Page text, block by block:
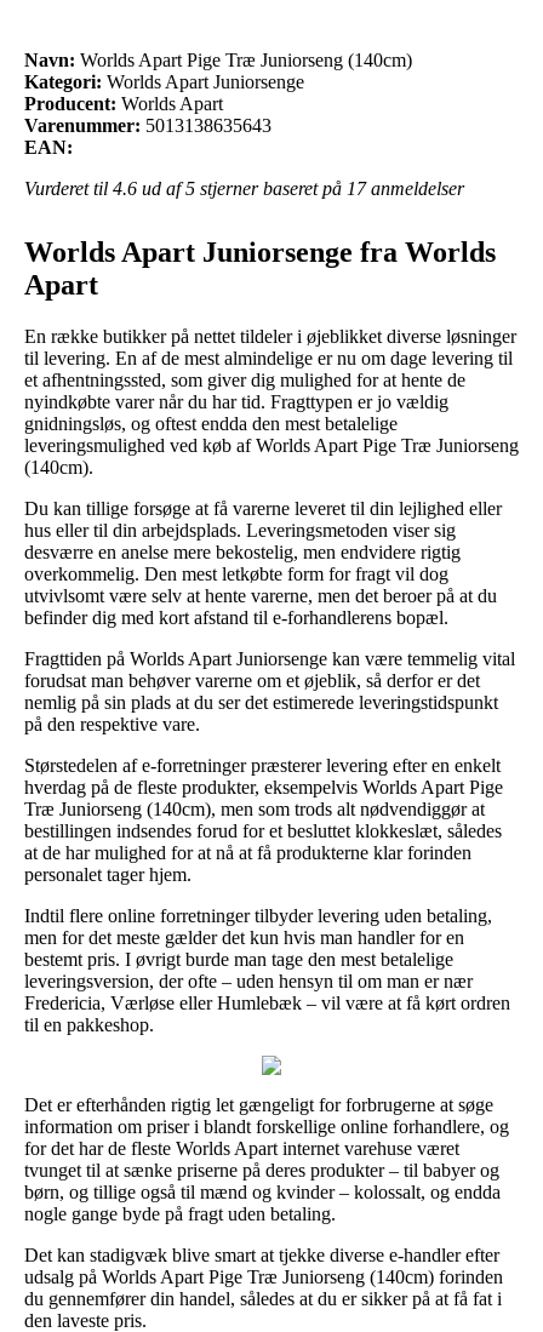
Navn: Worlds Apart Pige Træ Juniorseng (140cm)
Kategori: Worlds Apart Juniorsenge
Producent: Worlds Apart
Varenummer: 5013138635643
EAN:
Vurderet til 4.6 ud af 5 stjerner baseret på 17anmeldelser
Worlds Apart Juniorsenge fra Worlds
Apart
En række butikker på nettet tildeler i øjeblikket diverse løsninger
til levering. En af de mest almindelige er nu om dage levering til
et afhentningssted, som giver dig mulighed for at hente de
nyindkøbte varer når du har tid. Fragttypen er jo vældig
gnidningsløs, og oftest endda den mest betalelige
leveringsmulighed ved køb af Worlds Apart Pige Træ Juniorseng
(140cm).
Du kan tillige forsøge at få varerne leveret til din lejlighed eller
hus eller til din arbejdsplads. Leveringsmetoden viser sig
desværre en anelse mere bekostelig, men endvidere rigtig
overkommelig. Den mest letkøbte form for fragt vil dog
utvivlsomt være selv at hente varerne, men det beroer på at du
befinder dig med kort afstand til e-forhandlerens bopæl.
Fragttiden på Worlds Apart Juniorsenge kan være temmelig vital
forudsat man behøver varerne om et øjeblik, så derfor er det
nemlig på sin plads at du ser det estimerede leveringstidspunkt
på den respektive vare.
Størstedelen af e-forretninger præsterer levering efter en enkelt
hverdag på de fleste produkter, eksempelvis Worlds Apart Pige
Træ Juniorseng (140cm), men som trods alt nødvendiggør at
bestillingen indsendes forud for et besluttet klokkeslæt, således
at de har mulighed for at nå at få produkterne klar forinden
personalet tager hjem.
Indtil flere online forretninger tilbyder levering uden betaling,
men for det meste gælder det kun hvis man handler for en
bestemt pris. I øvrigt burde man tage den mest betalelige
leveringsversion, der ofte – uden hensyn til om man er nær
Fredericia, Værløse eller Humlebæk – vil være at få kørt ordren
til en pakkeshop.
Det er efterhånden rigtig let gængeligt for forbrugerne at søge
information om priser i blandt forskellige online forhandlere, og
for det har de fleste Worlds Apart internet varehuse været
tvunget til at sænke priserne på deres produkter – til babyer og
børn, og tillige også til mænd og kvinder – kolossalt, og endda
nogle gange byde på fragt uden betaling.
Det kan stadigvæk blive smart at tjekke diverse e-handler efter
udsalg på Worlds Apart Pige Træ Juniorseng (140cm) forinden
du gennemfører din handel, således at du er sikker på at få fat i
den laveste pris.